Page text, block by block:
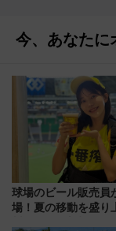
今、あなたに
球場のビール販売員
場！夏の移動を盛り